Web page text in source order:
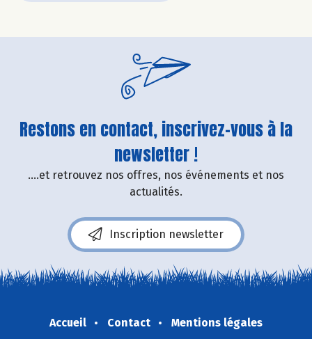
Restons en contact, inscrivez-vous à la
newsletter !
....et retrouvez nos offres, nos événements et nos
actualités.
Inscription newsletter
Accueil Contact
Mentions légales